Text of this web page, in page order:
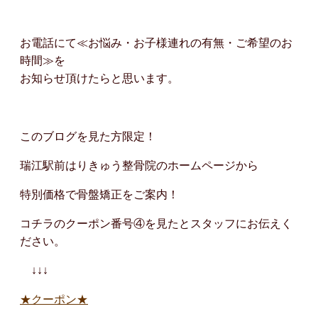
お電話にて≪お悩み・お子様連れの有無・ご希望のお
時間≫を
お知らせ頂けたらと思います。
このブログを見た方限定！
瑞江駅前はりきゅう整骨院のホームページから
特別価格で骨盤矯正をご案内！
コチラのクーポン番号④を見たとスタッフにお伝えく
ださい。
↓↓↓
★クーポン★